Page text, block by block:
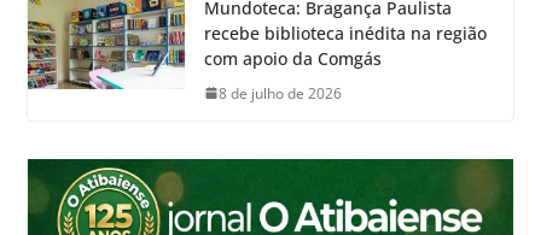
Mundoteca: Bragança Paulista
recebe biblioteca inédita na região
com apoio da Comgás
8 de julho de 2026